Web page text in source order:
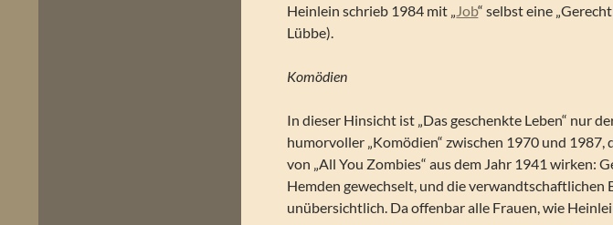
Heinlein schrieb 1984 mit „ Job“ selbst eine
Lübbe).
Komödien
In dieser Hinsicht ist „Das geschenkte Leben“ nur
humorvoller „Komödien“ zwischen 1970 und 1987,
von „All You Zombies“ aus dem Jahr 1941 wirken:
Hemden gewechselt, und die verwandtschaftlichen
unübersichtlich. Da offenbar alle Frauen, wie